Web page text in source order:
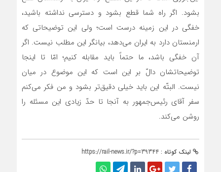
بشود. اگر راه شما قطع بشود و دسترسی نداشته باشید،
خفگی در این زمینه درست است؛ ولی این توضیحاتی که
ارمنستان دارد به ایران می‌دهد، بیانگر این مطلب نیست. اگر
آن خفگی باشد، ما حتماً باید مقابله کنیم؛ امّا تا اینجا
توضیحاتشان دالّ بر این است که این موضوع در میان
نیست. البتّه این باید خیلی دقیق‌تر بشود و من فکر می‌کنم
سفر آقای رئیس‌جمهور به آنجا تا حدّ زیادی این مسئله را
روشن می‌کند.
لینک کوتاه : https://rail-news.ir/?p=39344